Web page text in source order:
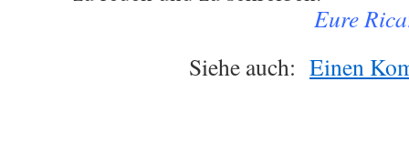
Eure
Siehe auch: Einen